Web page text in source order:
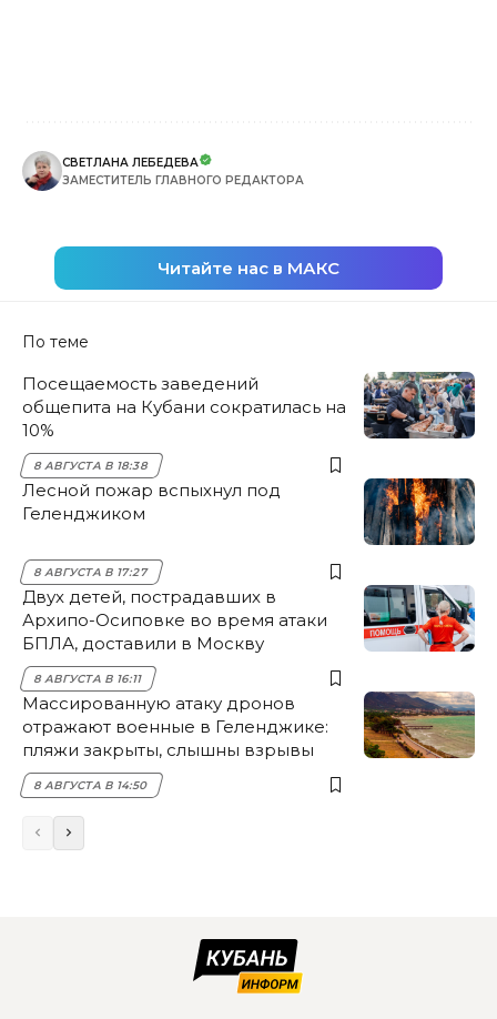
СВЕТЛАНА ЛЕБЕДЕВА
ЗАМЕСТИТЕЛЬ ГЛАВНОГО РЕДАКТОРА
Читайте нас в МАКС
По теме
Посещаемость заведений
общепита на Кубани сократилась на
10%
8 АВГУСТА В 18:38
Лесной пожар вспыхнул под
Геленджиком
8 АВГУСТА В 17:27
Двух детей, пострадавших в
Архипо-Осиповке во время атаки
БПЛА, доставили в Москву
8 АВГУСТА В 16:11
Массированную атаку дронов
отражают военные в Геленджике:
пляжи закрыты, слышны взрывы
8 АВГУСТА В 14:50